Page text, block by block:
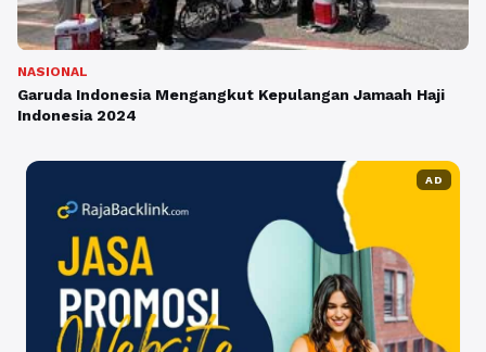
NASIONAL
Garuda Indonesia Mengangkut Kepulangan Jamaah Haji
Indonesia 2024
AD